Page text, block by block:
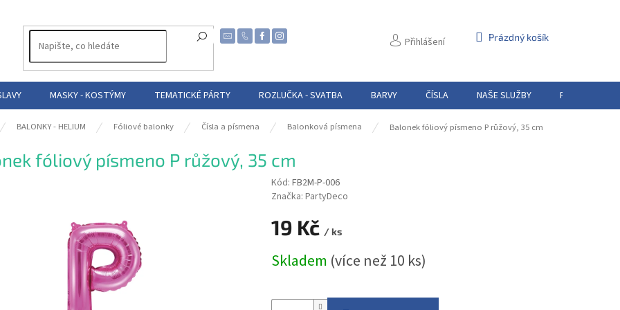
Přihlášení
NÁKUPNÍ
Prázdný košík
MASKY - KOSTÝMY TEMATICKÉ PÁRTY ROZLUČKA - SVATBA BARVY ČÍSLA NAŠE SLUŽBY PŮJČOVNA
BALONKY - HELIUM Fóliové balonky Čísla a písmena Balonková písmena Balonek fóliový písmeno P růžový, 35 cm
fóliový písmeno P růžový, 35 cm
Kód: FB2M-P-006
Značka: PartyDeco
19 Kč / ks
cena:
Skladem (více než 10 ks)